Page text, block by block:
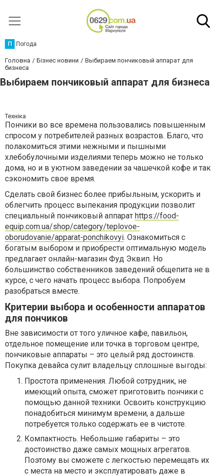
П Погода
Головна Бізнес новини
Выбираем пончиковый аппарат для
бизнеса
Выбираем пончиковый аппарат для бизнеса
Техніка
Пончики во все времена пользовались повышенным
спросом у потребителей разных возрастов. Благо, что
полакомиться этими нежными и пышными
хлебобулочными изделиями теперь можно не только
дома, но и в уютном заведении за чашечкой кофе и так
сэкономить свое время.
Сделать свой бизнес более прибыльным, ускорить и
облегчить процесс выпекания продукции позволит
специальный пончиковый аппарат https://food-
equip.com.ua/shop/category/teplovoe-
oborudovanie/apparat-ponchikovyi. Ознакомиться с
богатым выбором и приобрести оптимальную модель
предлагает онлайн-магазин Фуд Эквип. Но
большинство собственников заведений общепита не в
курсе, с чего начать процесс выбора. Попробуем
разобраться вместе.
Критерии выбора и особенности аппаратов
для пончиков
Вне зависимости от того уличное кафе, павильон,
отдельное помещение или точка в торговом центре,
пончиковые аппараты – это целый ряд достоинств.
Покупка девайса сулит владельцу сплошные выгоды:
Простота применения. Любой сотрудник, не
имеющий опыта, сможет приготовить пончики с
помощью данной техники. Освоить конструкцию
понадобиться минимум времени, а дальше
потребуется только содержать ее в чистоте.
Компактность. Небольшие габариты – это
достоинство даже самых мощных агрегатов.
Поэтому вы сможете с легкостью перемещать их
с места на место и эксплуатировать даже в